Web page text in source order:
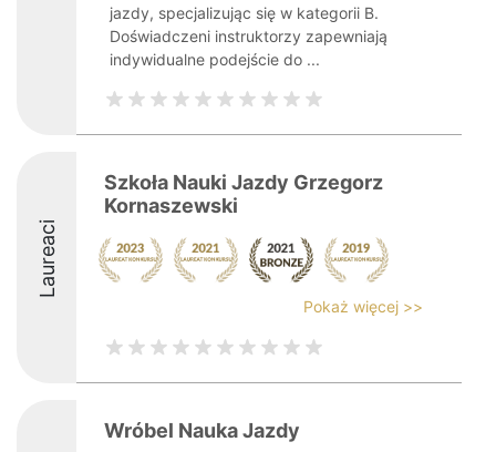
jazdy, specjalizując się w kategorii B.
Doświadczeni instruktorzy zapewniają
indywidualne podejście do ...
Laureaci
Szkoła Nauki Jazdy Grzegorz
Kornaszewski
Pokaż więcej >>
Wróbel Nauka Jazdy